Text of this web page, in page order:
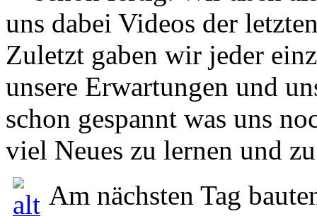
uns dabei Videos der
Zuletzt gaben wir jeder
unsere Erwartungen und
schon gespannt was uns
viel Neues zu lernen und
Am nächsten Tag